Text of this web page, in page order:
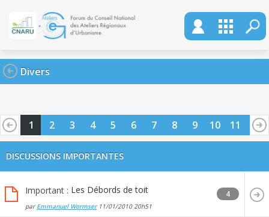
Divers
1 2 3 4 5 6 7 8 9 10 11
12
DISCUSSIONS IMPORTANTES
Important : Les Débords de toit
par Emmanuel Wormser11/01/2010 20h51
4